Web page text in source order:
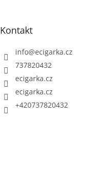
Kontakt
info@ecigarka.cz
737820432
ecigarka.cz
ecigarka.cz
+420737820432